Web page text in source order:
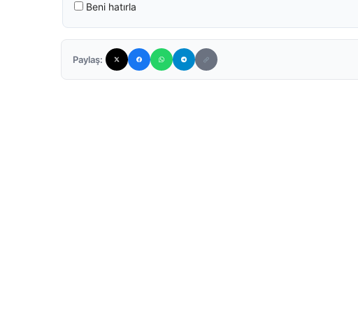
Beni hatırla
Paylaş: